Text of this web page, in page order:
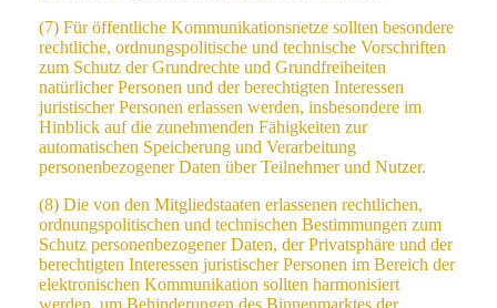
(7) Für öffentliche Kommunikationsnetze sollten besondere
rechtliche, ordnungspolitische und technische Vorschriften
zum Schutz der Grundrechte und Grundfreiheiten
natürlicher Personen und der berechtigten Interessen
juristischer Personen erlassen werden, insbesondere im
Hinblick auf die zunehmenden Fähigkeiten zur
automatischen Speicherung und Verarbeitung
personenbezogener Daten über Teilnehmer und Nutzer.
(8) Die von den Mitgliedstaaten erlassenen rechtlichen,
ordnungspolitischen und technischen Bestimmungen zum
Schutz personenbezogener Daten, der Privatsphäre und der
berechtigten Interessen juristischer Personen im Bereich der
elektronischen Kommunikation sollten harmonisiert
werden, um Behinderungen des Binnenmarktes der